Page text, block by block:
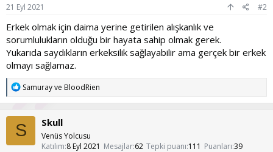
21 Eyl 2021 #2
Erkek olmak için daima yerine getirilen alışkanlık ve
sorumlulukların olduğu bir hayata sahip olmak gerek.
Yukarıda saydıkların erkeksilik sağlayabilir ama gerçek bir erkek
olmayı sağlamaz.
T
p
k
i
l
e
Samurayve BloodRien
S Skull
Venüs Yolcusu
Katılım 8 Eyl 2021 Mesajlar 62 Tepki puanı 111 Puanları 39